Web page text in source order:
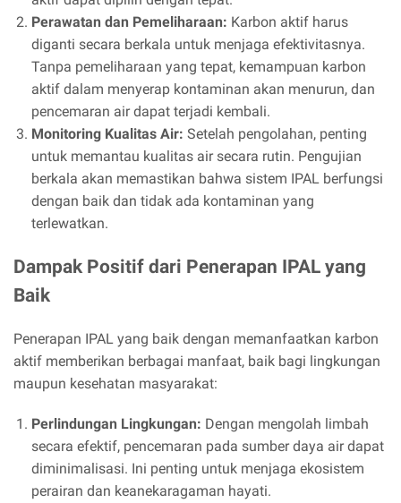
Perawatan dan Pemeliharaan: Karbon aktif harus
diganti secara berkala untuk menjaga efektivitasnya.
Tanpa pemeliharaan yang tepat, kemampuan karbon
aktif dalam menyerap kontaminan akan menurun, dan
pencemaran air dapat terjadi kembali.
Monitoring Kualitas Air: Setelah pengolahan, penting
untuk memantau kualitas air secara rutin. Pengujian
berkala akan memastikan bahwa sistem IPAL berfungsi
dengan baik dan tidak ada kontaminan yang
terlewatkan.
Dampak Positif dari Penerapan IPAL yang
Baik
Penerapan IPAL yang baik dengan memanfaatkan karbon
aktif memberikan berbagai manfaat, baik bagi lingkungan
maupun kesehatan masyarakat:
Perlindungan Lingkungan: Dengan mengolah limbah
secara efektif, pencemaran pada sumber daya air dapat
diminimalisasi. Ini penting untuk menjaga ekosistem
perairan dan keanekaragaman hayati.